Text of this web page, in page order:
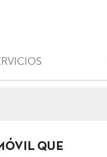
QUE